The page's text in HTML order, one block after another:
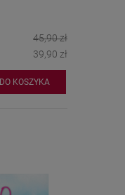
45,90 zł
39,90 zł
DO KOSZYKA